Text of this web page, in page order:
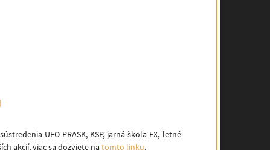
UFO-PRASK, KSP, jarná škola FX, letné
akcií, viac sa dozviete na tomto linku.